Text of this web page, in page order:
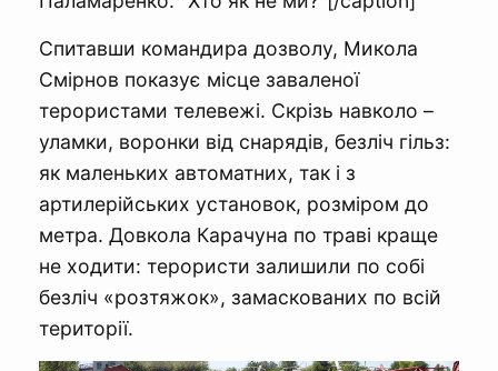
Спитавши командира дозволу, Микола
Смірнов показує місце заваленої
терористами телевежі. Скрізь навколо –
уламки, воронки від снарядів, безліч гільз:
як маленьких автоматних, так і з
артилерійських установок, розміром до
метра. Довкола Карачуна по траві краще
не ходити: терористи залишили по собі
безліч «розтяжок», замаскованих по всій
території.